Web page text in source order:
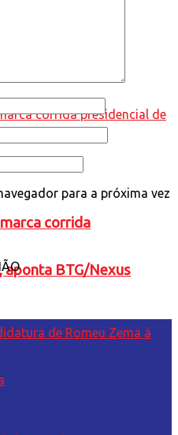
corrida
aponta BTG/Nexus
para a próxima vez